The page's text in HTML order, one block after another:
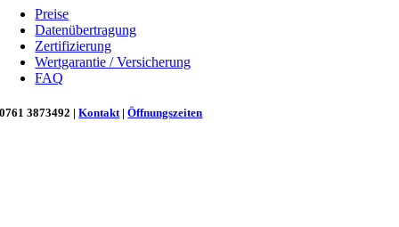
Preise
Datenübertragung
Zertifizierung
Wertgarantie / Versicherung
FAQ
0761 3873492 |Kontakt |Öffnungszeiten